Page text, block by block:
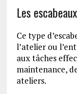
Les
Ce type
l’atelier ou
aux tâches
maintenance,
ateliers.